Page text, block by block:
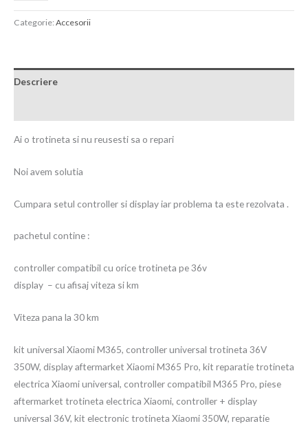
Categorie:Accesorii
Descriere
Ai o trotineta si nu reusesti sa o repari
Noi avem solutia
Cumpara setul controller si display iar problema ta este rezolvata .
pachetul contine :
controller compatibil cu orice trotineta pe 36v
display – cu afisaj viteza si km
Viteza pana la 30 km
kit universal Xiaomi M365, controller universal trotineta 36V
350W, display aftermarket Xiaomi M365 Pro, kit reparatie trotineta
electrica Xiaomi universal, controller compatibil M365 Pro, piese
aftermarket trotineta electrica Xiaomi, controller + display
universal 36V, kit electronic trotineta Xiaomi 350W, reparatie